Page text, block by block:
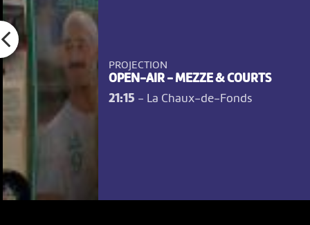
PROJECTION
OPEN-AIR - MEZZE & COURTS
21:15 - La Chaux-de-Fonds